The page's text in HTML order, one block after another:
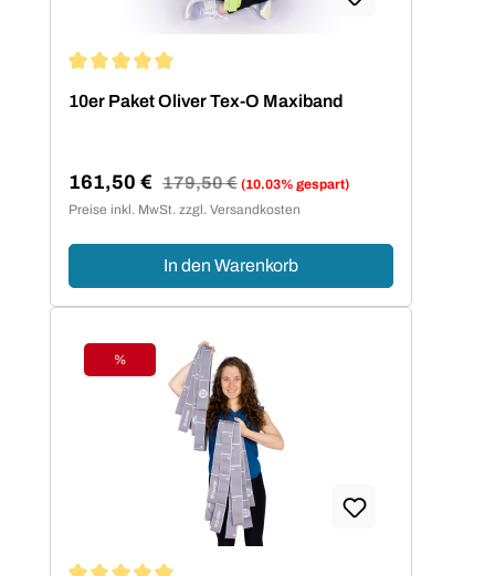
10er Paket Oliver Tex-O Maxiband
Verkaufspreis:
161,50 € Regulärer Preis:
179,50 € (10.03% gespart)
Preise inkl. MwSt. zzgl. Versandkosten
In den Warenkorb
Rabatt
%